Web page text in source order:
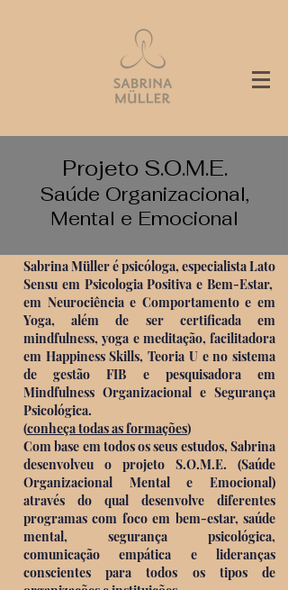
Projeto S.O.M.E.
Saúde Organizacional,
Mental e Emocional
Sabrina Müller é psicóloga, especialista Lato
Sensu em Psicologia Positiva e Bem-Estar,
em Neurociência e Comportamento e em
Yoga, além de ser certificada em
mindfulness, yoga e meditação, facilitadora
em Happiness Skills, Teoria U e no sistema
de gestão FIB e pesquisadora em
Mindfulness Organizacional e Segurança
Psicológica.
(conheça todas as formações)
Com base em todos os seus estudos, Sabrina
desenvolveu o projeto S.O.M.E. (Saúde
Organizacional Mental e Emocional)
através do qual desenvolve diferentes
programas com foco em bem-estar, saúde
mental, segurança psicológica,
comunicação empática e lideranças
conscientes para todos os tipos de